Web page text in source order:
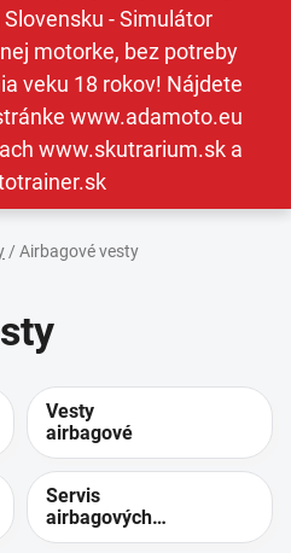
Slovensku - Simulátor
motorke, bez potreby
veku 18 rokov! Nájdete
www.adamoto.eu
www.skutrarium.sk a
/ Airbagové vesty
Vesty
airbagové
Servis
airbagových
viesť